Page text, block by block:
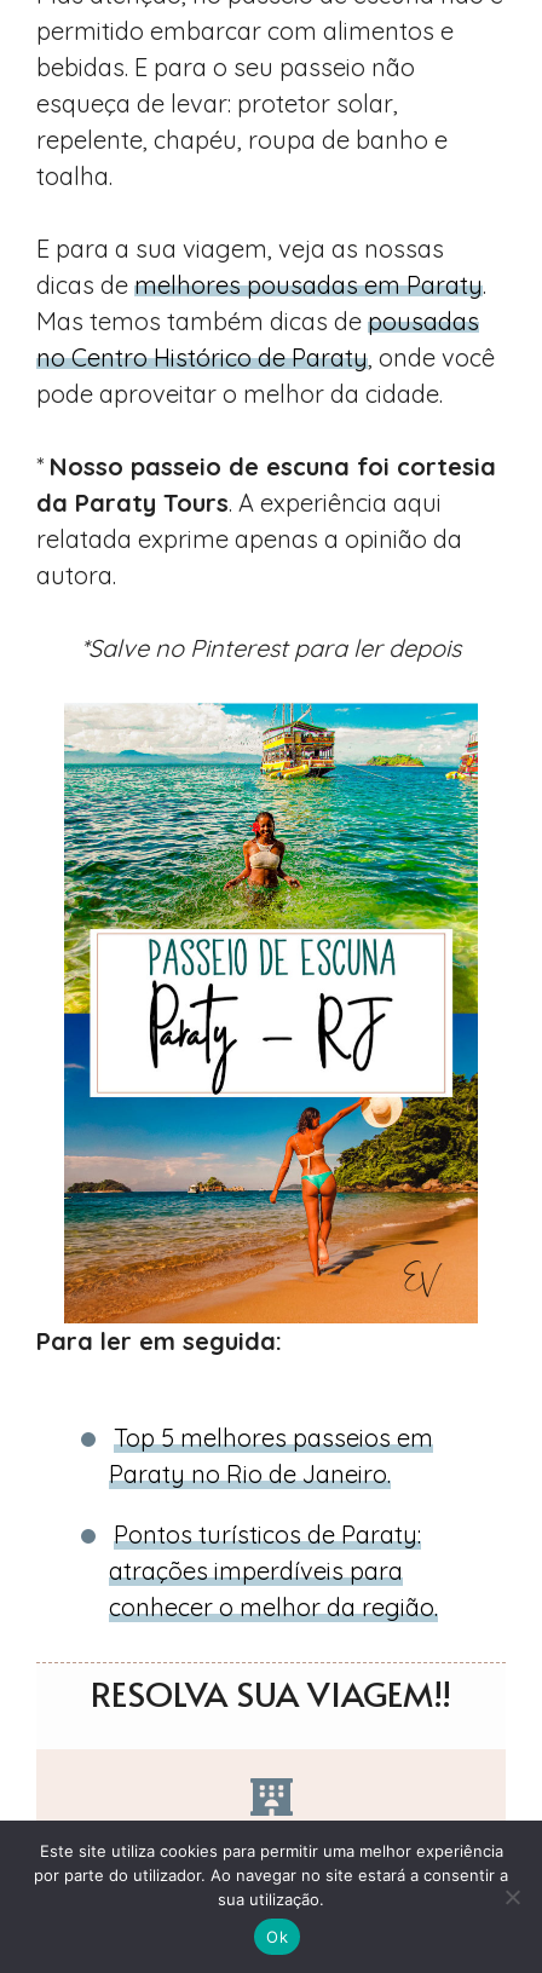
permitido embarcar com alimentos e
bebidas. E para o seu passeio não
esqueça de levar: protetor solar,
repelente, chapéu, roupa de banho e
toalha.
E para a sua viagem, veja as nossas
dicas de melhores pousadas em Paraty.
Mas temos também dicas de pousadas
no Centro Histórico de Paraty, onde você
pode aproveitar o melhor da cidade.
* Nosso passeio de escuna foi cortesia
da Paraty Tours. A experiência aqui
relatada exprime apenas a opinião da
autora.
*Salve no Pinterest para ler depois
Para ler em seguida:
Top 5 melhores passeios em
Paraty no Rio de Janeiro.
Pontos turísticos de Paraty:
atrações imperdíveis para
conhecer o melhor da região.
RESOLVA SUA VIAGEM!!
Reserve os melhores hotéis com CANCELAMENTO GRÁTIS.
Este site utiliza cookies para permitir uma melhor experiência
por parte do utilizador. Ao navegar no site estará a consentir a
sua utilização.
Ok